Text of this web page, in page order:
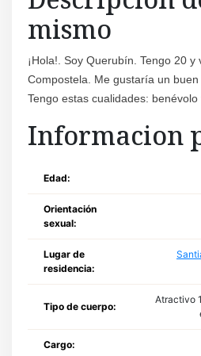
mismo
¡Hola!. Soy Querubín. Tengo 20 y
Compostela. Me gustaría un buen
Tengo estas cualidades:
Informacion
Edad:
Orientación
sexual:
Lugar de
residencia:
Tipo de cuerpo:
Atractivo
Cargo: